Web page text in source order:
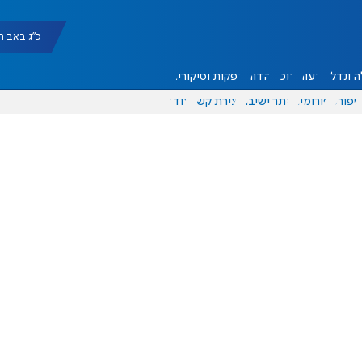
כ"ג באב תשפ"ו
ונדל"ן דעות אוכל יהדות הפקות וסיקורים
ספורט פורומים אתר ישיבה יצירת קשר עוד